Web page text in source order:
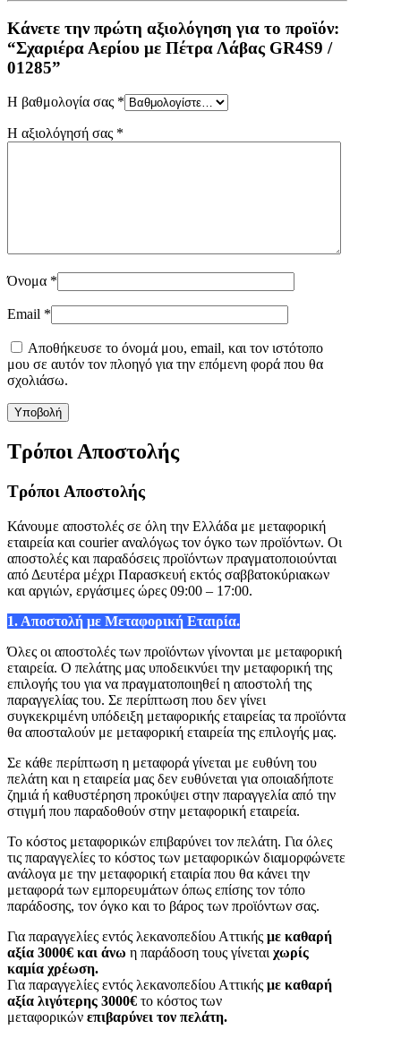
Κάνετε την πρώτη αξιολόγηση για το προϊόν:
“Σχαριέρα Αερίου με Πέτρα Λάβας GR4S9 /
01285”
Η βαθμολογία σας *
Η αξιολόγησή σας *
Όνομα *
Email *
Αποθήκευσε το όνομά μου, email, και τον ιστότοπο
μου σε αυτόν τον πλοηγό για την επόμενη φορά που θα
σχολιάσω.
Τρόποι Αποστολής
Τρόποι Αποστολής
Κάνουμε αποστολές σε όλη την Ελλάδα με μεταφορική
εταιρεία και courier αναλόγως τον όγκο των προϊόντων. Οι
αποστολές και παραδόσεις προϊόντων πραγματοποιούνται
από Δευτέρα μέχρι Παρασκευή εκτός σαββατοκύριακων
και αργιών, εργάσιμες ώρες 09:00 – 17:00.
1. Αποστολή με Μεταφορική Εταιρία.
Όλες οι αποστολές των προϊόντων γίνονται με μεταφορική
εταιρεία. Ο πελάτης μας υποδεικνύει την μεταφορική της
επιλογής του για να πραγματοποιηθεί η αποστολή της
παραγγελίας του. Σε περίπτωση που δεν γίνει
συγκεκριμένη υπόδειξη μεταφορικής εταιρείας τα προϊόντα
θα αποσταλούν με μεταφορική εταιρεία της επιλογής μας.
Σε κάθε περίπτωση η μεταφορά γίνεται με ευθύνη του
πελάτη και η εταιρεία μας δεν ευθύνεται για οποιαδήποτε
ζημιά ή καθυστέρηση προκύψει στην παραγγελία από την
στιγμή που παραδοθούν στην μεταφορική εταιρεία.
Το κόστος μεταφορικών επιβαρύνει τον πελάτη. Για όλες
τις παραγγελίες το κόστος των μεταφορικών διαμορφώνετε
ανάλογα με την μεταφορική εταιρία που θα κάνει την
μεταφορά των εμπορευμάτων όπως επίσης τον τόπο
παράδοσης, τον όγκο και το βάρος των προϊόντων σας.
Για παραγγελίες εντός λεκανοπεδίου Αττικής με καθαρή
αξία 3000€ και άνω η παράδοση τους γίνεται χωρίς
καμία χρέωση.
Για παραγγελίες εντός λεκανοπεδίου Αττικής με καθαρή
αξία λιγότερης 3000€ το κόστος των
μεταφορικών επιβαρύνει τον πελάτη.